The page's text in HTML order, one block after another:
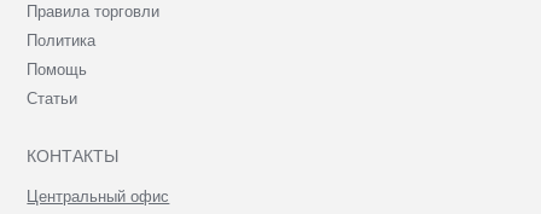
Правила торговли
Политика
Помощь
Статьи
КОНТАКТЫ
Центральный офис